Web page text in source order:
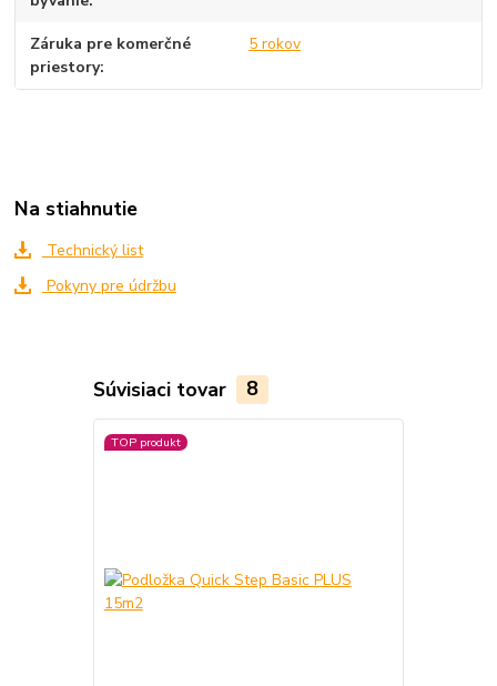
Záruka pre komerčné
priestory
5 rokov
Na stiahnutie
Technický list
Pokyny pre údržbu
Súvisiaci tovar 8
TOP produkt